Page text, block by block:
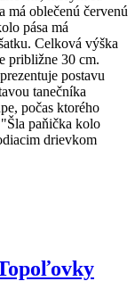
má oblečenú červenú
pása má
Celková výška
približne 30 cm.
postavu
tanečníka
počas ktorého
paňička kolo
drievkom